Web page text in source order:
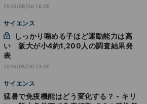
2026/08/06 16:05
サイエンス
い 阪大が小4約1,200人の調査結果発
表
2026/08/06 13:05
サイエンス
猛暑で免疫機能はどう変化する？ - キリ